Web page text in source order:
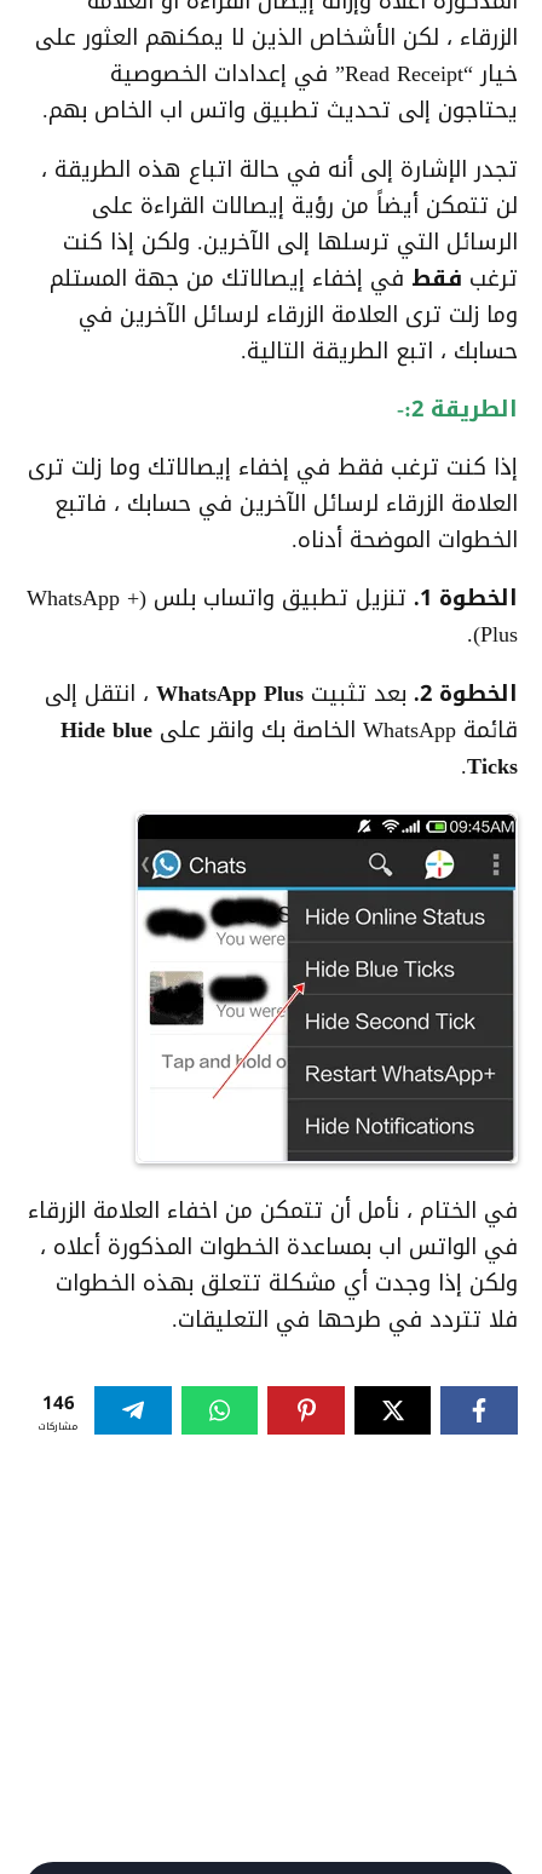
الزرقاء ، لكن الأشخاص الذين لا يمكنهم العثور على
خيار “Read Receipt” في إعدادات الخصوصية
يحتاجون إلى تحديث تطبيق واتس اب الخاص بهم.
تجدر الإشارة إلى أنه في حالة اتباع هذه الطريقة ،
لن تتمكن أيضاً من رؤية إيصالات القراءة على
الرسائل التي ترسلها إلى الآخرين. ولكن إذا كنت
ترغب فقط في إخفاء إيصالاتك من جهة المستلم
وما زلت ترى العلامة الزرقاء لرسائل الآخرين في
حسابك ، اتبع الطريقة التالية.
الطريقة 2:-
إذا كنت ترغب فقط في إخفاء إيصالاتك وما زلت ترى
العلامة الزرقاء لرسائل الآخرين في حسابك ، فاتبع
الخطوات الموضحة أدناه.
الخطوة 1.
تنزيل تطبيق واتساب بلس (WhatsApp +
(Plus.
الخطوة 2.
بعد تثبيت WhatsApp Plus ، انتقل إلى
قائمة WhatsApp الخاصة بك وانقر على
Hide blue
Ticks
.
في الختام ، نأمل أن تتمكن من اخفاء العلامة الزرقاء
في الواتس اب بمساعدة الخطوات المذكورة أعلاه ،
ولكن إذا وجدت أي مشكلة تتعلق بهذه الخطوات
فلا تتردد في طرحها في التعليقات.
146
مشاركات